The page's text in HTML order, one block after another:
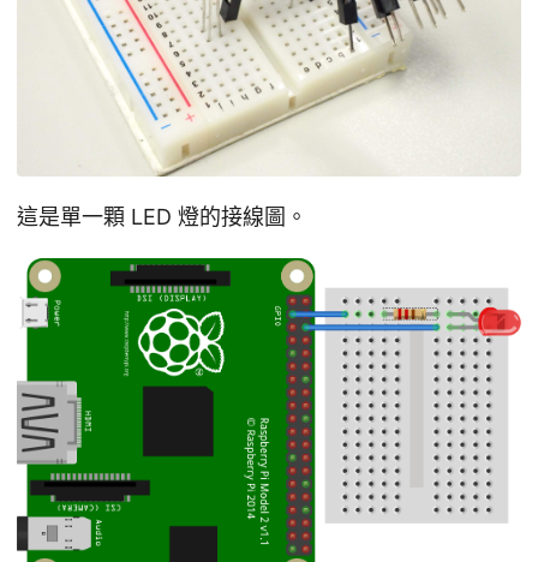
這是單一顆 LED 燈的接線圖。